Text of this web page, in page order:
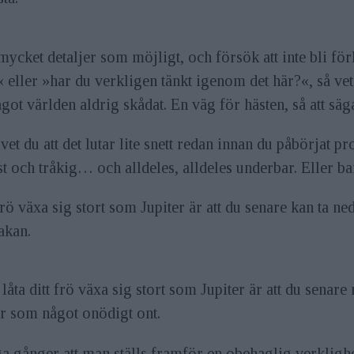
detaljer som möjligt, och försök att inte bli
»har du verkligen tänkt igenom det här?«, så
världen aldrig skådat. En väg för hästen, så att
du att det lutar lite snett redan innan du påbörjat
och tråkig… och alldeles, alldeles underbar. Eller
växa sig stort som Jupiter är att du senare kan ta
ditt frö växa sig stort som Jupiter är att du
som något onödigt ont.